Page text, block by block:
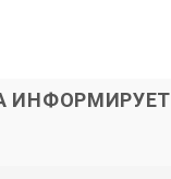
ИНФОРМИРУЕТ